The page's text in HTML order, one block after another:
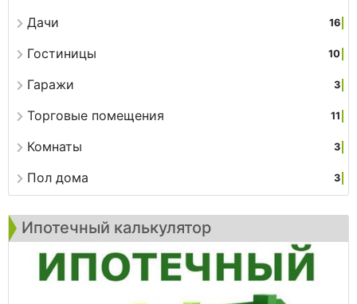
Дачи 16
Гостиницы 10
Гаражи 3
Торговые помещения 11
Комнаты 3
Пол дома 3
Ипотечный калькулятор